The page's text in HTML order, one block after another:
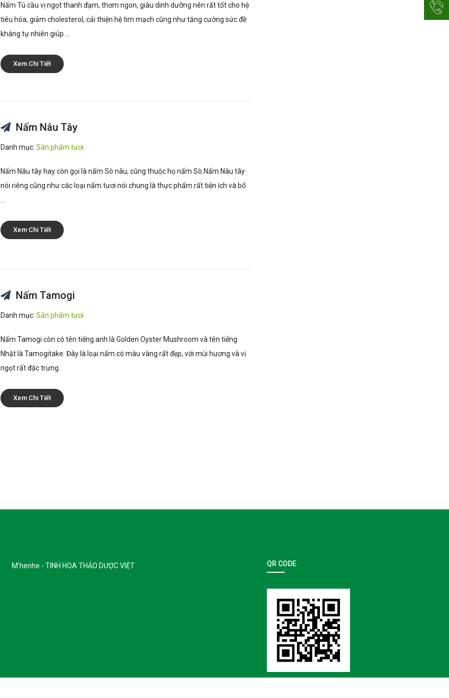
Nấm Tú cầu vị ngọt thanh đạm, thơm ngon, giàu dinh dưỡng nên rất tốt cho hệ
tiêu hóa, giảm cholesterol, cải thiện hệ tim mạch cũng như tăng cường sức đề
kháng tự nhiên giúp ...
Xem Chi Tiết
Nấm Nâu Tây
Danh mục: Sản phẩm tươi
Nấm Nâu tây hay còn gọi là nấm Sò nâu, cũng thuộc họ nấm Sò.Nấm Nâu tây
nói riêng cũng như các loại nấm tươi nói chung là thực phẩm rất tiện ích và bổ
Xem Chi Tiết
Nấm Tamogi
Danh mục: Sản phẩm tươi
Nấm Tamogi còn có tên tiếng anh là Golden Oyster Mushroom và tên tiếng
Nhật là Tamogitake. Đây là loại nấm có màu vàng rất đẹp, với mùi hương và vị
ngọt rất đặc trưng.
Xem Chi Tiết
M’henhe - TINH HOA THẢO DƯỢC VIỆT QR CODE